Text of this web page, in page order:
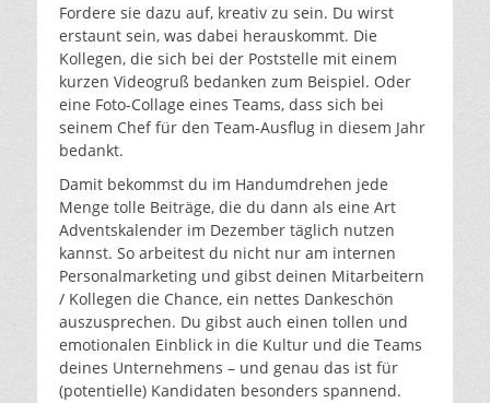
Fordere sie dazu auf, kreativ zu sein. Du wirst
erstaunt sein, was dabei herauskommt. Die
Kollegen, die sich bei der Poststelle mit einem
kurzen Videogruß bedanken zum Beispiel. Oder
eine Foto-Collage eines Teams, dass sich bei
seinem Chef für den Team-Ausflug in diesem Jahr
bedankt.
Damit bekommst du im Handumdrehen jede
Menge tolle Beiträge, die du dann als eine Art
Adventskalender im Dezember täglich nutzen
kannst. So arbeitest du nicht nur am internen
Personalmarketing und gibst deinen Mitarbeitern
/ Kollegen die Chance, ein nettes Dankeschön
auszusprechen. Du gibst auch einen tollen und
emotionalen Einblick in die Kultur und die Teams
deines Unternehmens – und genau das ist für
(potentielle) Kandidaten besonders spannend.